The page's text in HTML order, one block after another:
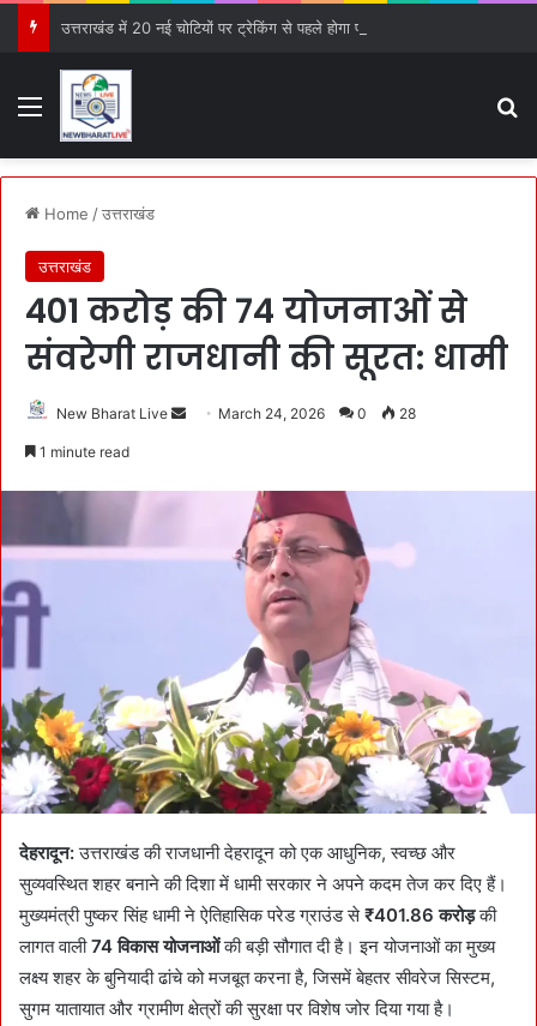
Menu
Home /उत्तराखंड
उत्तराखंड
401 करोड़ की 74 योजनाओं से
संवरेगी राजधानी की सूरत: धामी
New Bharat Live
n
l
March 24, 2026 0 28
1 minute read
देहरादून:उत्तराखंड की राजधानी देहरादून को एक आधुनिक, स्वच्छ और
सुव्यवस्थित शहर बनाने की दिशा में धामी सरकार ने अपने कदम तेज कर दिए हैं।
मुख्यमंत्री पुष्कर सिंह धामी ने ऐतिहासिक परेड ग्राउंड से₹401.86 करोड़की
लागत वाली74 विकास योजनाओंकी बड़ी सौगात दी है। इन योजनाओं का मुख्य
लक्ष्य शहर के बुनियादी ढांचे को मजबूत करना है, जिसमें बेहतर सीवरेज सिस्टम,
सुगम यातायात और ग्रामीण क्षेत्रों की सुरक्षा पर विशेष जोर दिया गया है।